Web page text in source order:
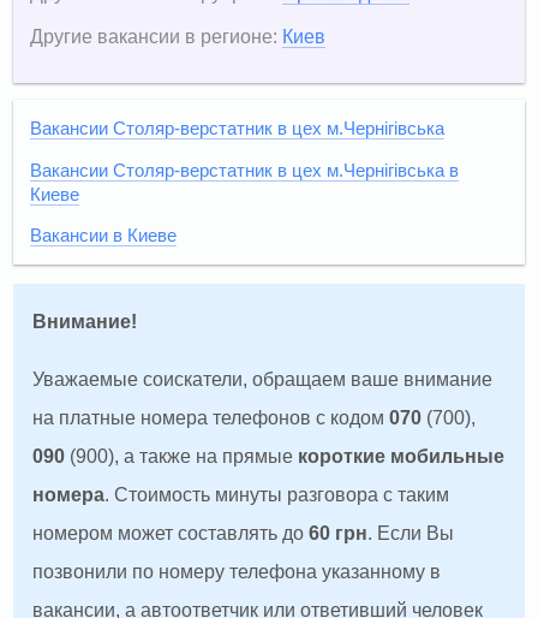
Другие вакансии в регионе: Киев
Вакансии Столяр-верстатник в цех м.Чернігівська
Вакансии Столяр-верстатник в цех м.Чернігівська в
Киеве
Вакансии в Киеве
Внимание!
Уважаемые соискатели, обращаем ваше внимание
на платные номера телефонов с кодом070 (700),
090 (900), а также на прямые короткие мобильные
номера. Стоимость минуты разговора с таким
номером может составлять до60 грн. Если Вы
позвонили по номеру телефона указанному в
вакансии, а автоответчик или ответивший человек